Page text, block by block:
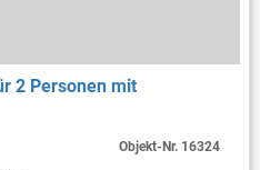
2 Personen mit
Objekt-Nr. 16324